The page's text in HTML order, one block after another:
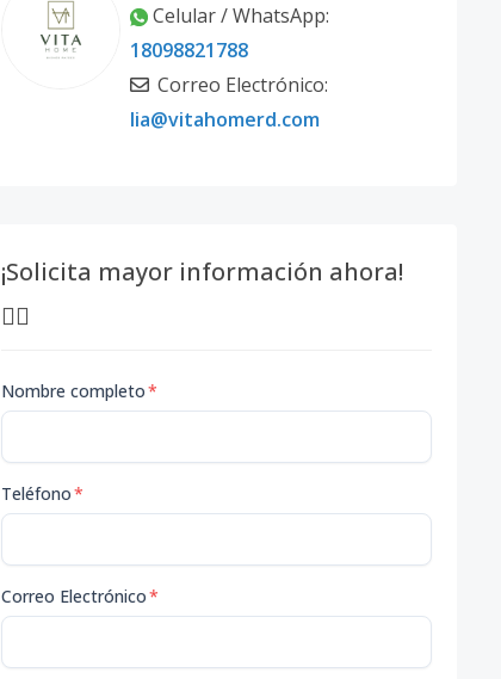
Celular / WhatsApp:
18098821788
Correo Electrónico:
lia@vitahomerd.com
¡Solicita mayor información ahora!
👇🏽
Nombre completo*
Teléfono*
Correo Electrónico*